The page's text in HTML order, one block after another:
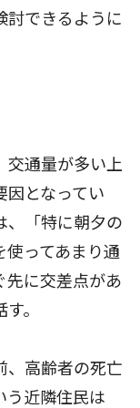
討できるように
通量が多い上
因となってい
、「特に朝夕の
使ってあまり通
先に交差点があ
。
高齢者の死亡
う近隣住民は